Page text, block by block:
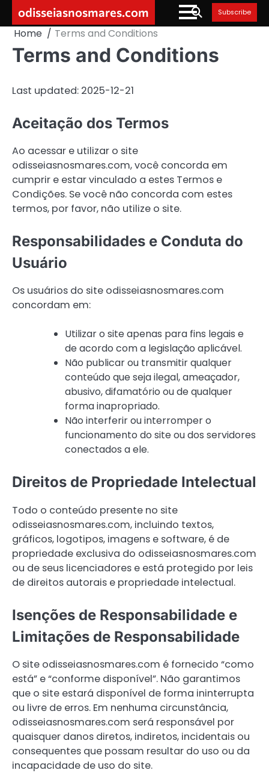
content
odisseiasnosmares.com Subscribe
Home Terms and Conditions
Terms and Conditions
Last updated: 2025-12-21
Aceitação dos Termos
Ao acessar e utilizar o site
odisseiasnosmares.com, você concorda em
cumprir e estar vinculado a estes Termos e
Condições. Se você não concorda com estes
termos, por favor, não utilize o site.
Responsabilidades e Conduta do
Usuário
Os usuários do site odisseiasnosmares.com
concordam em:
Utilizar o site apenas para fins legais e
de acordo com a legislação aplicável.
Não publicar ou transmitir qualquer
conteúdo que seja ilegal, ameaçador,
abusivo, difamatório ou de qualquer
forma inapropriado.
Não interferir ou interromper o
funcionamento do site ou dos servidores
conectados a ele.
Direitos de Propriedade Intelectual
Todo o conteúdo presente no site
odisseiasnosmares.com, incluindo textos,
gráficos, logotipos, imagens e software, é de
propriedade exclusiva do odisseiasnosmares.com
ou de seus licenciadores e está protegido por leis
de direitos autorais e propriedade intelectual.
Isenções de Responsabilidade e
Limitações de Responsabilidade
O site odisseiasnosmares.com é fornecido “como
está” e “conforme disponível”. Não garantimos
que o site estará disponível de forma ininterrupta
ou livre de erros. Em nenhuma circunstância,
odisseiasnosmares.com será responsável por
quaisquer danos diretos, indiretos, incidentais ou
consequentes que possam resultar do uso ou da
incapacidade de uso do site.